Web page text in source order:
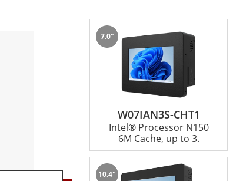
W07IAN3S-CHT1
7.0"
Intel® Processor N150
6M Cache, up to 3.
10.4"